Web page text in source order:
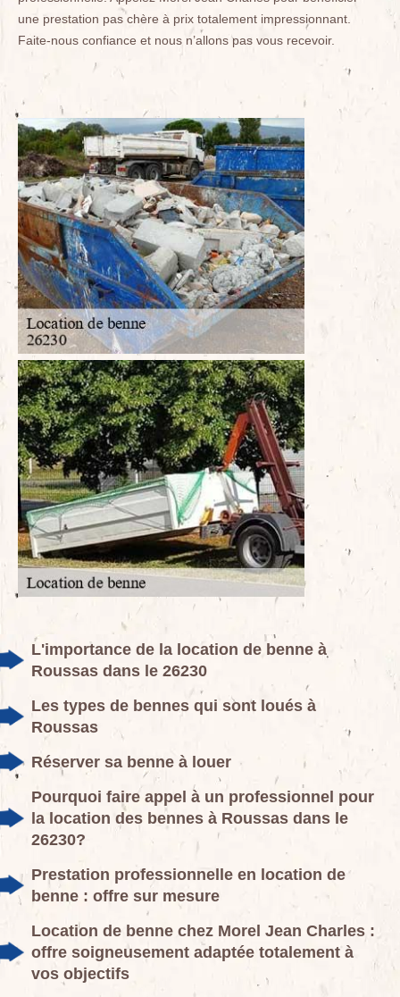
une prestation pas chère à prix totalement impressionnant.
Faite-nous confiance et nous n’allons pas vous recevoir.
L'importance de la location de benne à
Roussas dans le 26230
Les types de bennes qui sont loués à
Roussas
Réserver sa benne à louer
Pourquoi faire appel à un professionnel pour
la location des bennes à Roussas dans le
26230?
Prestation professionnelle en location de
benne : offre sur mesure
Location de benne chez Morel Jean Charles :
offre soigneusement adaptée totalement à
vos objectifs